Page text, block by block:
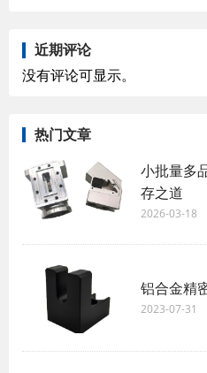
近期评论
没有评论可显示。
热门文章
小批量多
存之道
2026-03-18
铝合金精
2023-07-31